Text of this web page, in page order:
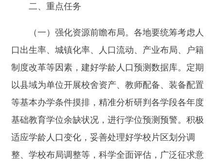
基础教育学位余缺状况，进行学位预测预警。积极
适应学龄人口变化，妥善处理好学校片区划分调
整、学校布局调整等，科学全面评估，广泛征求意
（二）严禁各类违规招生。义务教育学校全面
实施免试就近入学，严禁以面试、评测、接收简历
等方式选拔学生。普通高中学校全面落实属地招生
中、省属高中、设区的城市高中违规面向县域掐尖
招生，严格规范各类加分项目和分值。认真落实优